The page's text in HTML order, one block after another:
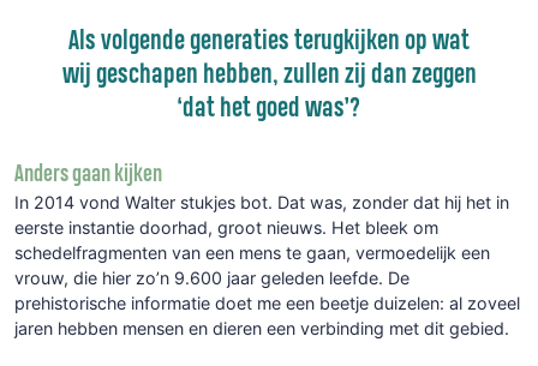
Als volgende generaties terugkijken op wat
wij geschapen hebben, zullen zij dan zeggen
‘dat het goed was’?
Anders gaan kijken
In 2014 vond Walter stukjes bot. Dat was, zonder dat hij het in
eerste instantie doorhad, groot nieuws. Het bleek om
schedelfragmenten van een mens te gaan, vermoedelijk een
vrouw, die hier zo’n 9.600 jaar geleden leefde. De
prehistorische informatie doet me een beetje duizelen: al zoveel
jaren hebben mensen en dieren een verbinding met dit gebied.